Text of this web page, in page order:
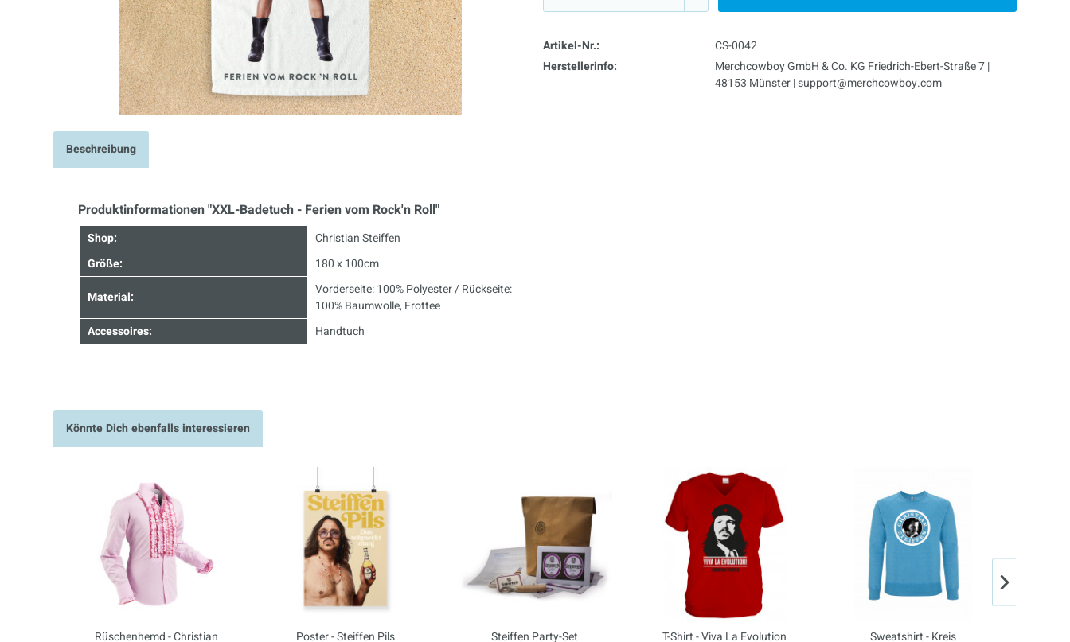
Artikel-Nr.:
CS-0042
Herstellerinfo:
Merchcowboy GmbH & Co. KG Friedrich-Ebert-Straße 7 |
48153 Münster | support@merchcowboy.com
Beschreibung
Produktinformationen "XXL-Badetuch - Ferien vom Rock'n Roll"
Shop:
Christian Steiffen
Größe:
180 x 100cm
Material:
Vorderseite: 100% Polyester / Rückseite:
100% Baumwolle, Frottee
Accessoires:
Handtuch
Könnte Dich ebenfalls interessieren
Rüschenhemd - Christian
Poster - Steiffen Pils Steiffen Party-Set T-Shirt - Viva La Evolution Sweatshirt - Kreis